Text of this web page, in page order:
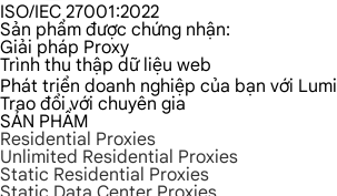
ISO/IEC 27001:2022
Sản phẩm được chứng nhận:
Giải pháp Proxy
Trình thu thập dữ liệu web
Phát triển doanh nghiệp của bạn với
Trao đổi với chuyên gia
SẢN PHẨM
Residential Proxies
Unlimited Residential Proxies
Static Residential Proxies